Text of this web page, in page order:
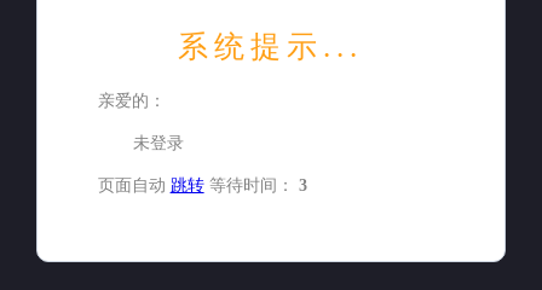
系统提示...
亲爱的：
未登录
页面自动 跳转等待时间： 3